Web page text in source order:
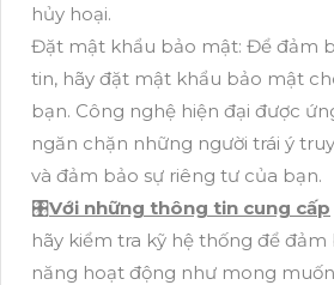
hủy hoại.
Đặt mật khẩu bảo mật: Để đảm
tin, hãy đặt mật khẩu bảo mật
bạn. Công nghệ hiện đại được
ngăn chặn những người trái ý
và đảm bảo sự riêng tư của bạn.
🎛Với những thông tin cung cấp
hãy kiểm tra kỹ hệ thống để
năng hoạt động như mong